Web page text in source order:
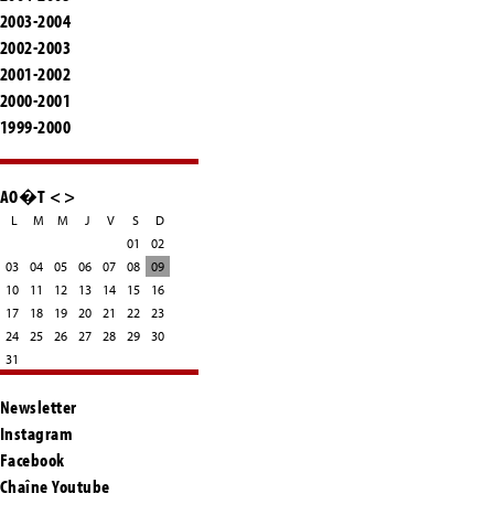
2003-2004
2002-2003
2001-2002
2000-2001
1999-2000
AO�T <>
L M M J V S
D
01
02
03
04 05 06 07 08
09
10
11 12 13 14 15
16
17
18 19 20 21 22
23
24
25 26 27 28 29
30
31
Newsletter
Instagram
Facebook
Chaîne Youtube